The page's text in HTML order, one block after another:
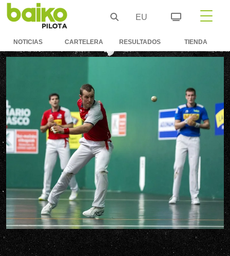
EU
NOTICIAS CARTELERA RESULTADOS TIENDA